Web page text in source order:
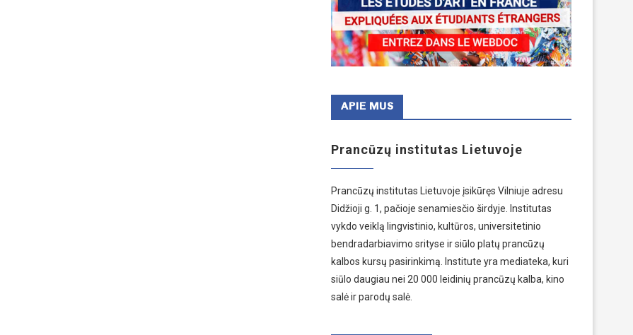
APIE MUS
Prancūzų institutas Lietuvoje
Prancūzų institutas Lietuvoje įsikūręs Vilniuje adresu
Didžioji g. 1, pačioje senamiesčio širdyje. Institutas
vykdo veiklą lingvistinio, kultūros, universitetinio
bendradarbiavimo srityse ir siūlo platų prancūzų
kalbos kursų pasirinkimą. Institute yra mediateka, kuri
siūlo daugiau nei 20 000 leidinių prancūzų kalba, kino
salė ir parodų salė.